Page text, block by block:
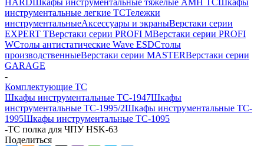
HARD Шкафы инструментальные тяжелые AMH TC Шкафы
инструментальные легкие ТСТележки
инструментальныеАксессуары и экраныВерстаки серии
EXPERT TВерстаки серии PROFI MВерстаки серии PROFI
WСтолы антистатические Wave ESDСтолы
производственныеВерстаки серии MASTERВерстаки серии
GARAGE
-
Комплектующие ТС
Шкафы инструментальные ТС-1947Шкафы
инструментальные ТС-1995/2Шкафы инструментальные TC-
1995Шкафы инструментальные TC-1095
-TC полка для ЧПУ HSK-63
Поделиться